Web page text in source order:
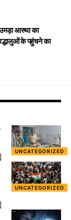
आस्था का
के पहुंचने का
UNCATEGORIZED
UNCATEGORIZED